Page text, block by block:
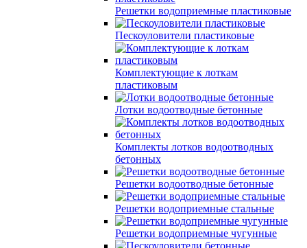
Решетки водоприемные пластиковые
Пескоуловители пластиковые
Комплектующие к лоткам
пластиковым
Лотки водоотводные бетонные
Комплекты лотков водоотводных
бетонных
Решетки водоотводные бетонные
Решетки водоприемные стальные
Решетки водоприемные чугунные